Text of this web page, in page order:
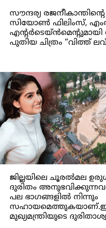
സൗന്ദര്യ
സിയോൺ ഫിലിംസ്,
എന്റർടെയ്ൻമെന്റുമായി
പുതിയ ചിത്രം “വിത്ത്
ജില്ലയിലെ ചൂരൽമല
ദുരിതം
പല ഭാഗങ്ങളിൽ നിന്നും
മുഖ്യമന്ത്രിയുടെ